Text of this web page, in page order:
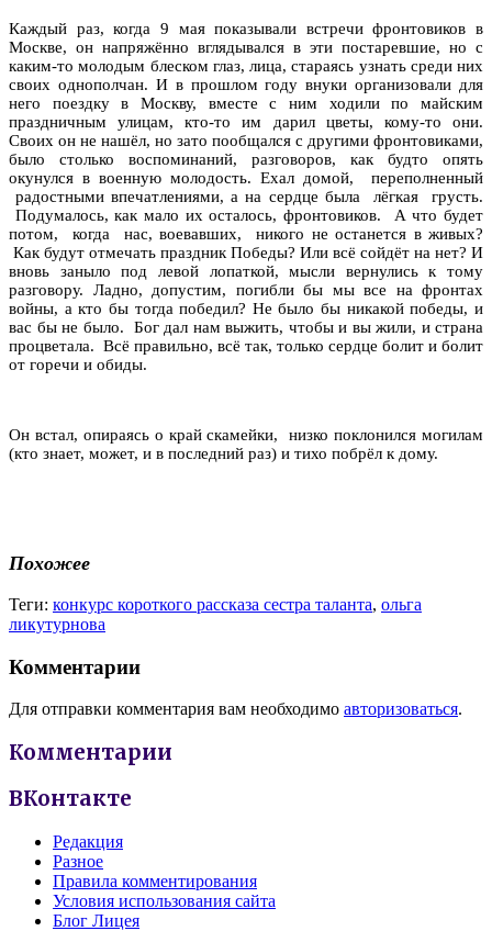
Каждый раз, когда 9 мая показывали встречи фронтовиков в
Москве, он напряжённо вглядывался в эти постаревшие, но с
каким-то молодым блеском глаз, лица, стараясь узнать среди них
своих однополчан. И в прошлом году внуки организовали для
него поездку в Москву, вместе с ним ходили по майским
праздничным улицам, кто-то им дарил цветы, кому-то они.
Своих он не нашёл, но зато пообщался с другими фронтовиками,
было столько воспоминаний, разговоров, как будто опять
окунулся в военную молодость. Ехал домой, переполненный
радостными впечатлениями, а на сердце была лёгкая грусть.
Подумалось, как мало их осталось, фронтовиков. А что будет
потом, когда нас, воевавших, никого не останется в живых?
Как будут отмечать праздник Победы? Или всё сойдёт на нет? И
вновь заныло под левой лопаткой, мысли вернулись к тому
разговору. Ладно, допустим, погибли бы мы все на фронтах
войны, а кто бы тогда победил? Не было бы никакой победы, и
вас бы не было. Бог дал нам выжить, чтобы и вы жили, и страна
процветала. Всё правильно, всё так, только сердце болит и болит
от горечи и обиды.
Он встал, опираясь о край скамейки, низко поклонился могилам
(кто знает, может, и в последний раз) и тихо побрёл к дому.
Похожее
Теги: конкурс короткого рассказа сестра таланта, ольга
ликутурнова
Комментарии
Для отправки комментария вам необходимо авторизоваться.
Комментарии
ВКонтакте
Редакция
Разное
Правила комментирования
Условия использования сайта
Блог Лицея